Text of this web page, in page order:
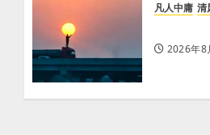
凡人中庸 清
2026年8